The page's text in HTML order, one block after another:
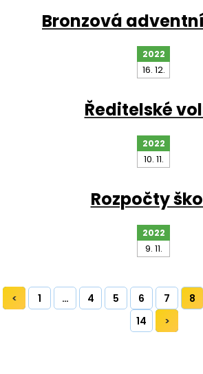
Bronzová
2022
16. 12.
Ředitelské
2022
10. 11.
Rozpočty
2022
9. 11.
1 … 4 5 6 7 8
14